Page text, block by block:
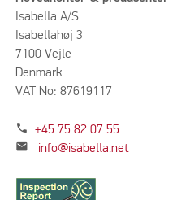
Isabella A/S
Isabellahøj 3
7100 Vejle
Denmark
VAT No: 87619117
phone +45 75 82 07 55
mail info@isabella.net